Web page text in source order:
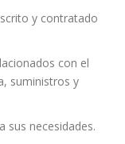
y contratado
con el
suministros y
sus necesidades.